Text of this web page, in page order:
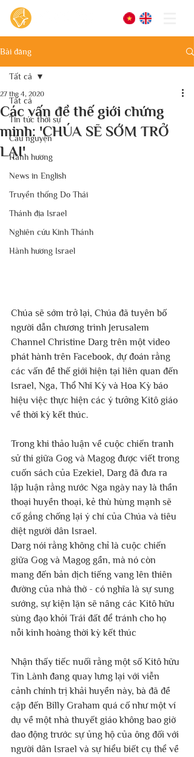
Bài đăng
Tất cả
Tin tức thời sự
Cầu nguyện
Hành hương
News in English
Truyền thống Do Thái
Thánh địa Israel
Nghiên cứu Kinh Thánh
Hành hương Israel
Tất cả
Các vấn đề thế giới chứng
minh: 'CHÚA SẼ SỚM TRỞ
LẠI'
27 thg 4, 2020
Chúa sẽ sớm trở lại, Chúa đã tuyên bố
người dẫn chương trình Jerusalem
Channel Christine Darg trên một video
phát hành trên Facebook, dự đoán rằng
các vấn đề thế giới hiện tại liên quan đến
Israel, Nga, Thổ Nhĩ Kỳ và Hoa Kỳ báo
hiệu việc thực hiện các ý tưởng Kitô giáo
về thời kỳ kết thúc.
Trong khi thảo luận về cuộc chiến tranh
sử thi giữa Gog và Magog được viết trong
cuốn sách của Ezekiel, Darg đã đưa ra
lập luận rằng nước Nga ngày nay là thần
thoại huyền thoại, kẻ thù hùng mạnh sẽ
cố gắng chống lại ý chí của Chúa và tiêu
diệt người dân Israel.
Darg nói rằng không chỉ là cuộc chiến
giữa Gog và Magog gần, mà nó còn
mang đến bản dịch tiếng vang lên thiên
đường của nhà thờ - có nghĩa là sự sung
sướng, sự kiện lặn sẽ nâng các Kitô hữu
sùng đạo khỏi Trái đất để tránh cho họ
nỗi kinh hoàng thời kỳ kết thúc
Nhận thấy tiếc nuối rằng một số Kitô hữu
Tin Lành đang quay lưng lại với viễn
cảnh chính trị khải huyền này, bà đã đề
cập đến Billy Graham quá cố như một ví
dụ về một nhà thuyết giáo không bao giờ
dao động trước sự ủng hộ của ông đối với
người dân Israel và sự hiểu biết cụ thể về